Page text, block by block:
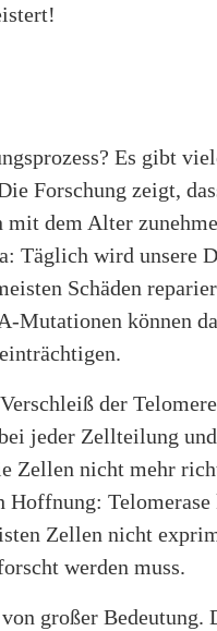
Es gibt
Forschung zeigt,
mit dem Alter
Täglich wird unsere
Schäden
Mutationen können
der
jeder Zellteilung
Zellen nicht mehr
Hoffnung: Telomerase
Zellen nicht
werden muss.
großer Bedeutung.